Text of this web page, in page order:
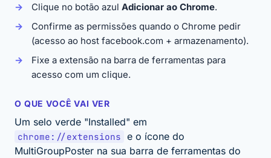
Clique no botão azul Adicionar ao Chrome.
Confirme as permissões quando o Chrome pedir
(acesso ao host facebook.com + armazenamento).
Fixe a extensão na barra de ferramentas para
acesso com um clique.
O QUE VOCÊ VAI VER
Um selo verde "Installed" em
chrome://extensions e o ícone do
MultiGroupPoster na sua barra de ferramentas do